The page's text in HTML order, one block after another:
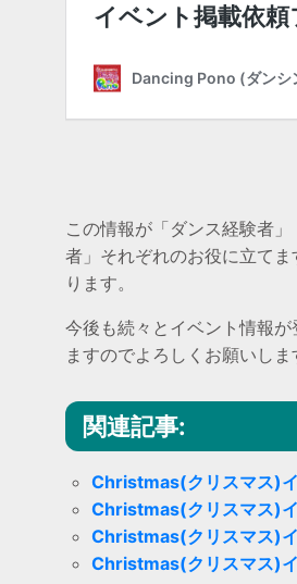
この情報が「ダンス経験者
者」それぞれのお役に立て
ります。
今後も続々とイベント情報が
ますのでよろしくお願いしま
関連記事:
Christmas(クリスマス)
Christmas(クリスマス)
Christmas(クリスマス)
Christmas(クリスマス)